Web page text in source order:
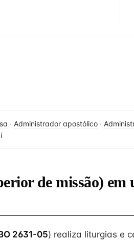
· Administrador apostólico ·
de missão) em
2631-05) realiza liturgias e